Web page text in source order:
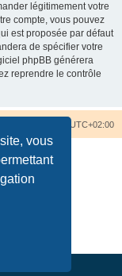
vous
légitimement votre
compte, vous pouvez
est proposée par défaut
de spécifier votre
phpBB générera
reprendre le contrôle
UTC+02:00